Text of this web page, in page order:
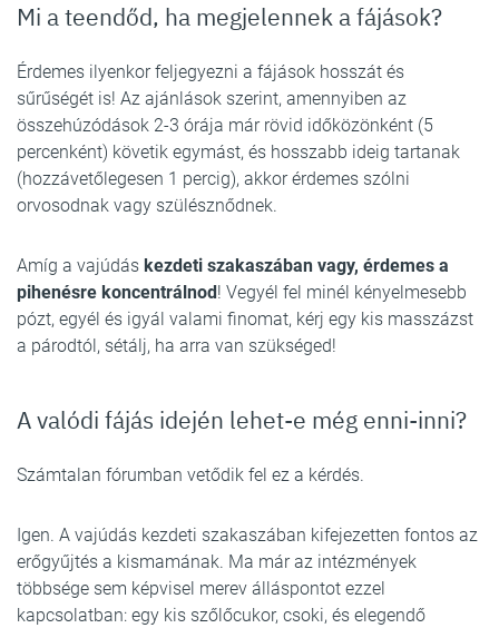
Mi a teendőd, ha megjelennek a fájások?
Érdemes ilyenkor feljegyezni a fájások hosszát és
sűrűségét is! Az ajánlások szerint, amennyiben az
összehúzódások 2-3 órája már rövid időközönként (5
percenként) követik egymást, és hosszabb ideig tartanak
(hozzávetőlegesen 1 percig), akkor érdemes szólni
orvosodnak vagy szülésznődnek.
Amíg a vajúdás kezdeti szakaszában vagy, érdemes a
pihenésre koncentrálnod! Vegyél fel minél kényelmesebb
pózt, egyél és igyál valami finomat, kérj egy kis masszázst
a párodtól, sétálj, ha arra van szükséged!
A valódi fájás idején lehet-e még enni-inni?
Számtalan fórumban vetődik fel ez a kérdés.
Igen. A vajúdás kezdeti szakaszában kifejezetten fontos az
erőgyűjtés a kismamának. Ma már az intézmények
többsége sem képvisel merev álláspontot ezzel
kapcsolatban: egy kis szőlőcukor, csoki, és elegendő